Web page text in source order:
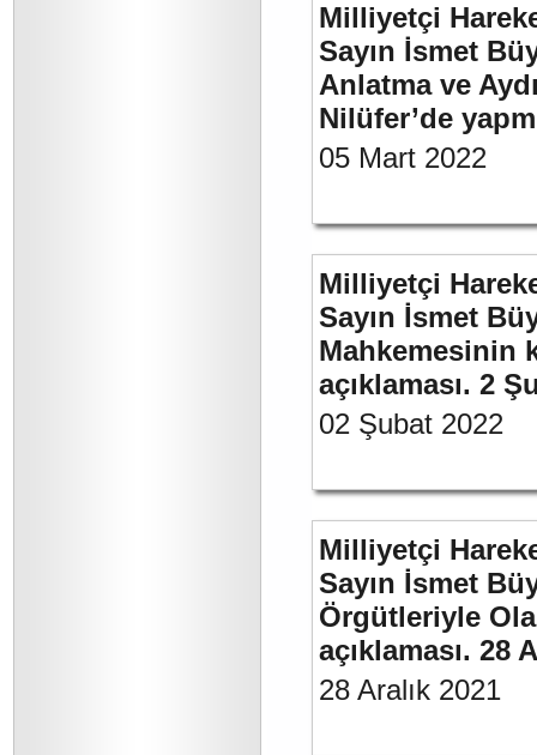
Milliyetçi
Sayın İsmet
Anlatma ve
Nilüfer’de
05 Mart 2022
Milliyetçi
Sayın İsmet
Mahkemesinin
açıklaması. 2
02 Şubat 2022
Milliyetçi
Sayın İsmet
Örgütleriyle
açıklaması. 28
28 Aralık 2021